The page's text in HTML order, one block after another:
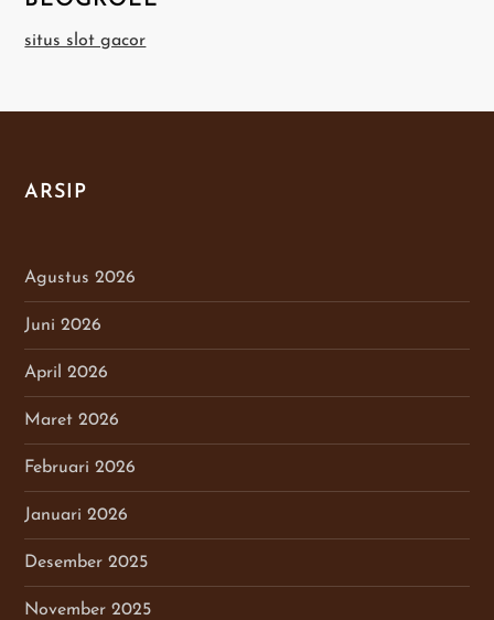
situs slot gacor
ARSIP
Agustus 2026
Juni 2026
April 2026
Maret 2026
Februari 2026
Januari 2026
Desember 2025
November 2025